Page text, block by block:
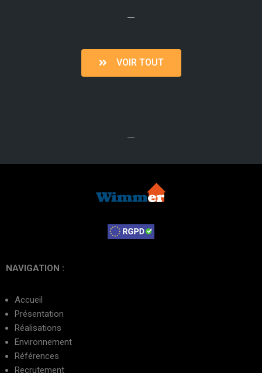
VOIR TOUT
NAVIGATION :
Accueil
Présentation
Réalisations
Environnement
Références
Recrutement